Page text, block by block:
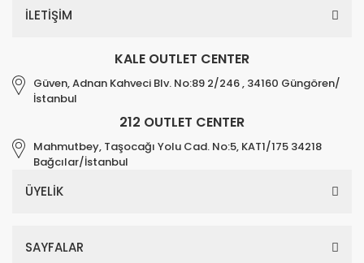
İLETİŞİM
KALE OUTLET CENTER
Güven, Adnan Kahveci Blv. No:89 2/246 , 34160 Güngören/
İstanbul
212 OUTLET CENTER
Mahmutbey, Taşocağı Yolu Cad. No:5, KAT1/175 34218
Bağcılar/İstanbul
ÜYELİK
SAYFALAR